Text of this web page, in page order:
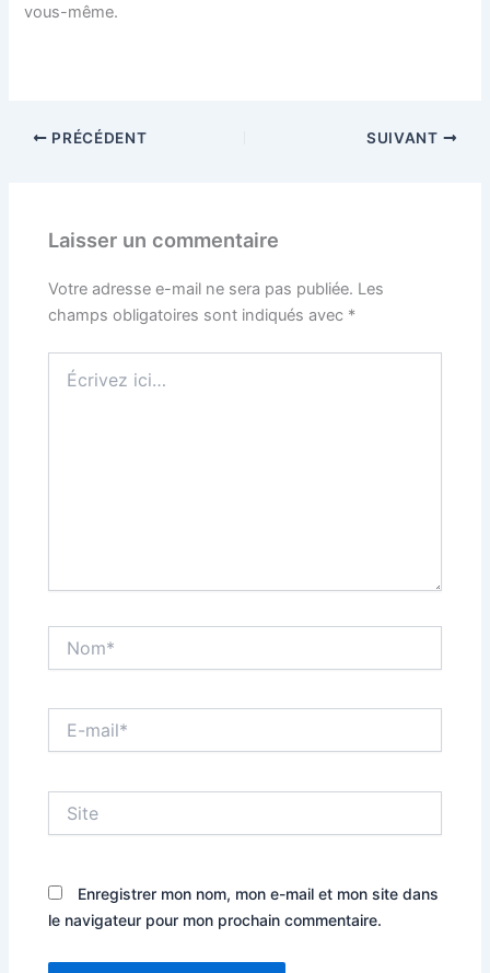
vous-même.
PRÉCÉDENT SUIVANT
Laisser un commentaire
Votre adresse e-mail ne sera pas publiée. Les
champs obligatoires sont indiqués avec *
ici…
mail*
Enregistrer mon nom, mon e-mail et mon site dans
le navigateur pour mon prochain commentaire.